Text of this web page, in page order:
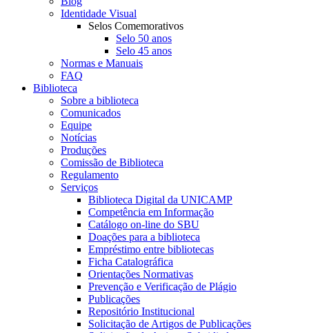
Identidade Visual
Selos Comemorativos
Selo 50 anos
Selo 45 anos
Normas e Manuais
FAQ
Biblioteca
Sobre a biblioteca
Comunicados
Equipe
Notícias
Produções
Comissão de Biblioteca
Regulamento
Serviços
Biblioteca Digital da UNICAMP
Competência em Informação
Catálogo on-line do SBU
Doações para a biblioteca
Empréstimo entre bibliotecas
Ficha Catalográfica
Orientações Normativas
Prevenção e Verificação de Plágio
Publicações
Repositório Institucional
Solicitação de Artigos de Publicações